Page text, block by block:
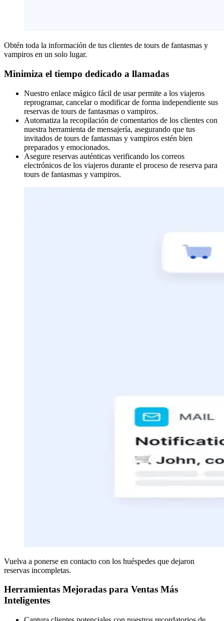
Obtén toda la información de tus clientes de tours de fantasmas y
vampiros en un solo lugar.
Minimiza el tiempo dedicado a llamadas
Nuestro enlace mágico fácil de usar permite a los viajeros
reprogramar, cancelar o modificar de forma independiente sus
reservas de tours de fantasmas o vampiros.
Automatiza la recopilación de comentarios de los clientes con
nuestra herramienta de mensajería, asegurando que tus
invitados de tours de fantasmas y vampiros estén bien
preparados y emocionados.
Asegure reservas auténticas verificando los correos
electrónicos de los viajeros durante el proceso de reserva para
tours de fantasmas y vampiros.
Vuelva a ponerse en contacto con los huéspedes que dejaron
reservas incompletas.
Herramientas Mejoradas para Ventas Más
Inteligentes